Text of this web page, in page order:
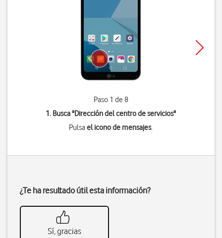
Paso 1 de 8
1. Busca "Dirección del centro de servicios"
Pulsael icono de mensajes.
¿Te ha resultado útil esta información?
Sí, gracias